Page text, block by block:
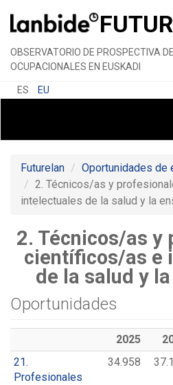
OBSERVATORIO DE PROSPECTIVA
OCUPACIONALES EN EUSKADI
ES EU
Futurelan
Oportunidades de
2. Técnicos/as y
intelectuales de la salud y la
2. Técnicos/as y
científicos/as e
de la salud y
Oportunidades
2025
21.
Profesionales
34.958